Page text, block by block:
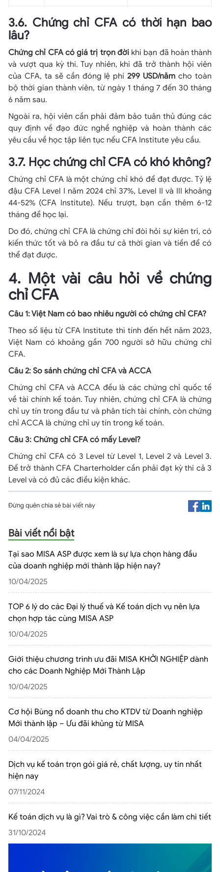
3.6. Chứng chỉ CFA có thời hạn bao
lâu?
Chứng chỉ CFA có giá trị trọn đờikhi bạn đã hoàn thành
và vượt qua kỳ thi. Tuy nhiên, khi đã trở thành hội viên
của CFA, ta sẽ cần đóng lệ phí299 USD/năm cho toàn
bộ thời gian thành viên, từ ngày 1 tháng 7 đến 30 tháng
6 năm sau.
Ngoài ra, hội viên cần phải đảm bảo tuân thủ đúng các
quy định về đạo đức nghề nghiệp và hoàn thành các
yêu cầu về học tập liên tục nếu CFA Institute yêu cầu.
3.7. Học chứng chỉ CFA có khó không?
Chứng chỉ CFA là một chứng chỉ khó để đạt được. Tỷ lệ
đậu CFA Level I năm 2024 chỉ 37%, Level II và III khoảng
44-52% (CFA Institute). Nếu trượt, bạn cần thêm 6-12
tháng để học lại.
Do đó, chứng chỉ CFA là chứng chỉ đòi hỏi sự kiên trì, có
kiến thức tốt và bỏ ra đầu tư cả thời gian và tiền để có
thể đạt được.
4. Một vài câu hỏi về chứng
chỉ CFA
Câu 1: Việt Nam có bao nhiêu người có chứng chỉ CFA?
Theo số liệu từ CFA Institute thì tính đến hết năm 2023,
Việt Nam có khoảng gần 700 người sở hữu chứng chỉ
CFA.
Câu 2: So sánh chứng chỉ CFA và ACCA
Chứng chỉ CFA và ACCA đều là các chứng chỉ quốc tế
về tài chính kế toán. Tuy nhiên, chứng chỉ CFA là chứng
chỉ uy tín trong đầu tư và phân tích tài chính, còn chứng
chỉ ACCA là chứng chỉ uy tín trong kế toán.
Câu 3: Chứng chỉ CFA có mấy Level?
Chứng chỉ CFA có 3 Level từ Level 1, Level 2 và Level 3.
Để trở thành CFA Charterholder cần phải đạt kỳ thi cả 3
Level và có đủ các điều kiện khác.
Đừng quên chia sẻ bài viết này
Bài viết nổi bật
Tại sao MISA ASP được xem là sự lựa chọn hàng đầu
của doanh nghiệp mới thành lập hiện nay?
10/04/2025
TOP 6 lý do các Đại lý thuế và Kế toán dịch vụ nên lựa
chọn hợp tác cùng MISA ASP
10/04/2025
Giới thiệu chương trình ưu đãi MISA KHỞI NGHIỆP dành
cho các Doanh Nghiệp Mới Thành Lập
10/04/2025
Cơ hội Bùng nổ doanh thu cho KTDV từ Doanh nghiệp
Mới thành lập – Ưu đãi khủng từ MISA
04/04/2025
Dịch vụ kế toán trọn gói giá rẻ, chất lượng, uy tín nhất
hiện nay
07/11/2024
Kế toán dịch vụ là gì? Vai trò & công việc cần làm chi tiết
31/10/2024